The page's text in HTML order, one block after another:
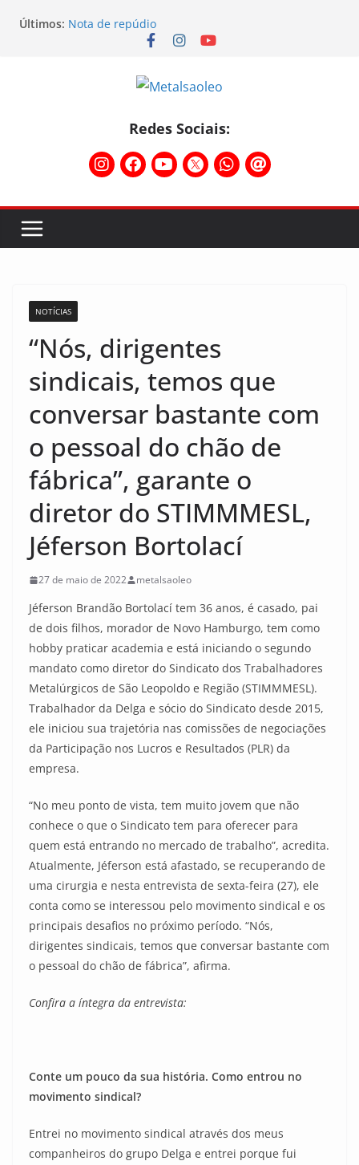
Últimos: Nota de repúdio
Conselho Diretivo da CNM/CUT debate indústria e
Physioclinic: parceira do Sindicato
Assembleia na Taurus – Campanha salarial
Assembleia na Taurus fortalece campanha
salarial e mostra a força da categoria que exige
reajuste
Redes Sociais:
NOTÍCIAS
“Nós, dirigentes
sindicais, temos que
conversar bastante com
o pessoal do chão de
fábrica”, garante o
diretor do STIMMMESL,
Jéferson Bortolací
27 de maio de 2022 metalsaoleo
Jéferson Brandão Bortolací tem 36 anos, é casado, pai
de dois filhos, morador de Novo Hamburgo, tem como
hobby praticar academia e está iniciando o segundo
mandato como diretor do Sindicato dos Trabalhadores
Metalúrgicos de São Leopoldo e Região (STIMMMESL).
Trabalhador da Delga e sócio do Sindicato desde 2015,
ele iniciou sua trajetória nas comissões de negociações
da Participação nos Lucros e Resultados (PLR) da
empresa.
“No meu ponto de vista, tem muito jovem que não
conhece o que o Sindicato tem para oferecer para
quem está entrando no mercado de trabalho”, acredita.
Atualmente, Jéferson está afastado, se recuperando de
uma cirurgia e nesta entrevista de sexta-feira (27), ele
conta como se interessou pelo movimento sindical e os
principais desafios no próximo período. “Nós,
dirigentes sindicais, temos que conversar bastante com
o pessoal do chão de fábrica”, afirma.
Confira a íntegra da entrevista:
Conte um pouco da sua história. Como entrou no
movimento sindical?
Entrei no movimento sindical através dos meus
companheiros do grupo Delga e entrei porque fui